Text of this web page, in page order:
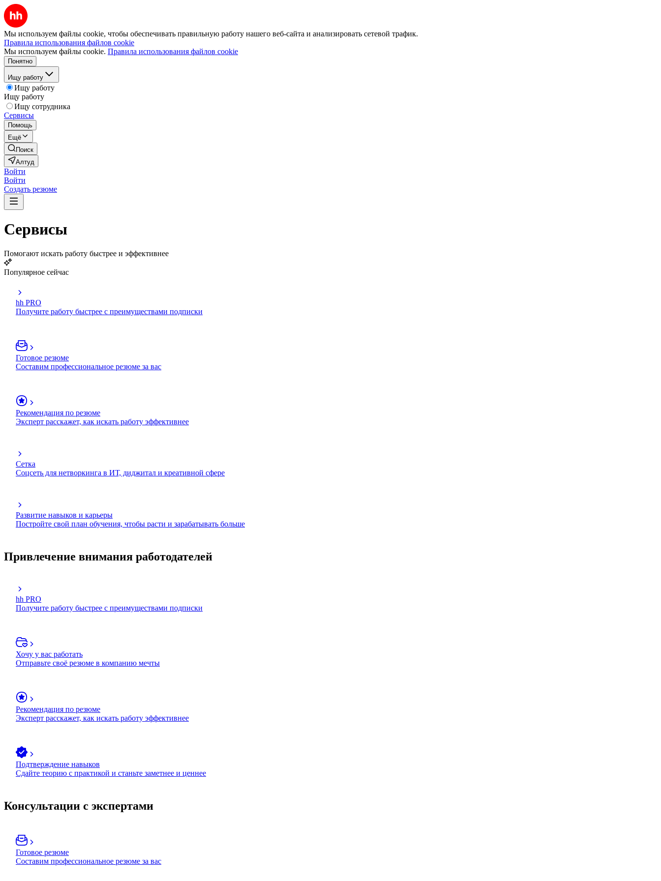
Мы используем файлы cookie, чтобы обеспечивать правильную работу нашего веб-сайта и анализировать сетевой трафик.
Правила использования файлов cookie
Мы используем файлы cookie. Правила использования файлов cookie
Понятно
Ищу работу
Ищу работу
Ищу работу
Ищу сотрудника
Сервисы
Помощь
Ещё
Поиск
Алтуд
Войти
Войти
Создать резюме
Сервисы
Помогают искать работу быстрее и эффективнее
Популярное сейчас
hh PRO
Получите работу быстрее с преимуществами подписки
Готовое резюме
Составим профессиональное резюме за вас
Рекомендация по резюме
Эксперт расскажет, как искать работу эффективнее
Сетка
Соцсеть для нетворкинга в ИТ, диджитал и креативной сфере
Развитие навыков и карьеры
Постройте свой план обучения, чтобы расти и зарабатывать больше
Привлечение внимания работодателей
hh PRO
Получите работу быстрее с преимуществами подписки
Хочу у вас работать
Отправьте своё резюме в компанию мечты
Рекомендация по резюме
Эксперт расскажет, как искать работу эффективнее
Подтверждение навыков
Сдайте теорию с практикой и станьте заметнее и ценнее
Консультации с экспертами
Готовое резюме
Составим профессиональное резюме за вас